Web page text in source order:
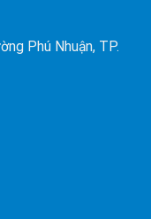
Phú Nhuận, TP.